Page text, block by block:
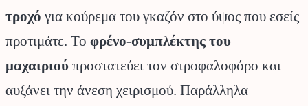
τροχό για κούρεμα του γκαζόν στο ύψος που εσείς
προτιμάτε. Το φρένο-συμπλέκτης του
μαχαιριού προστατεύει τον στροφαλοφόρο και
αυξάνει την άνεση χειρισμού. Παράλληλα